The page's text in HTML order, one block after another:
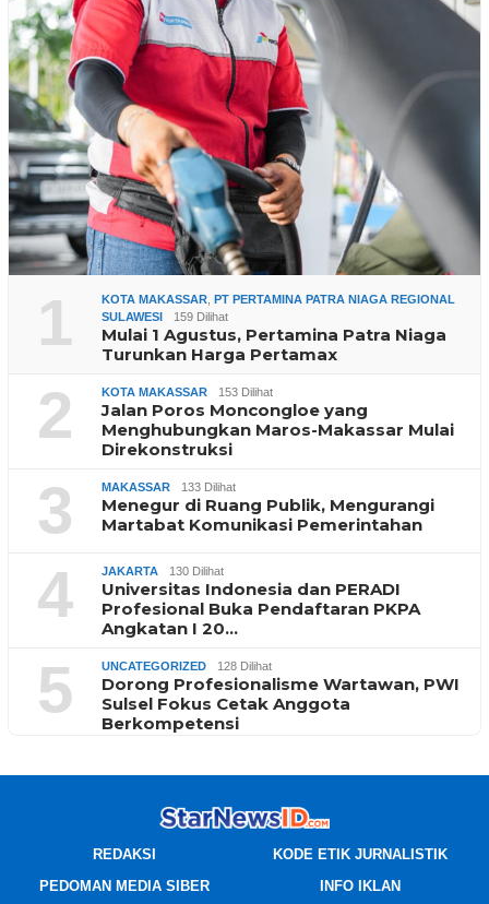
1 KOTA MAKASSAR PT PERTAMINA PATRA NIAGA REGIONAL
SULAWESI
159 Dilihat
Mulai 1 Agustus, Pertamina Patra Niaga
Turunkan Harga Pertamax
2 KOTA MAKASSAR 153 Dilihat
Jalan Poros Moncongloe yang
Menghubungkan Maros-Makassar Mulai
Direkonstruksi
3 MAKASSAR 133 Dilihat
Menegur di Ruang Publik, Mengurangi
Martabat Komunikasi Pemerintahan
4 JAKARTA 130 Dilihat
Universitas Indonesia dan PERADI
Profesional Buka Pendaftaran PKPA
Angkatan I 20…
5 UNCATEGORIZED 128 Dilihat
Dorong Profesionalisme Wartawan, PWI
Sulsel Fokus Cetak Anggota
Berkompetensi
REDAKSI
KODE ETIK JURNALISTIK
PEDOMAN MEDIA SIBER
INFO IKLAN